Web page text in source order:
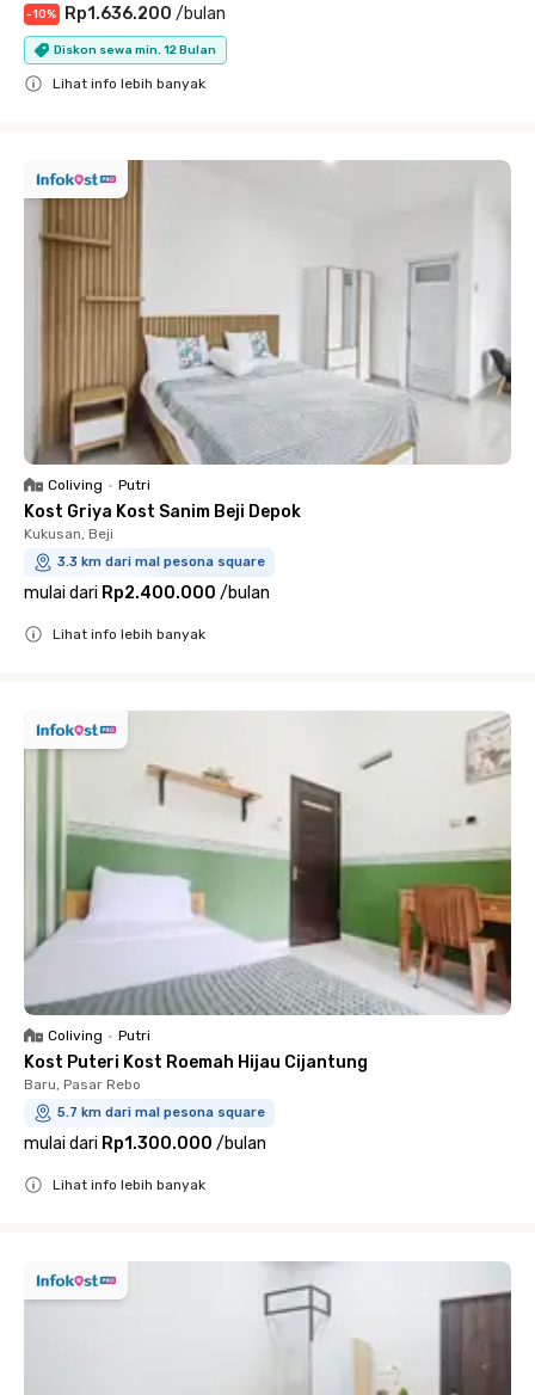
-10% Rp1.636.200 /bulan
Diskon sewa min. 12 Bulan
Lihat info lebih banyak
Coliving • Putri
Kost Griya Kost Sanim Beji Depok
Kukusan, Beji
3.3 km dari mal pesona square
mulai dari Rp2.400.000 /bulan
Lihat info lebih banyak
Coliving • Putri
Kost Puteri Kost Roemah Hijau Cijantung
Baru, Pasar Rebo
5.7 km dari mal pesona square
mulai dari Rp1.300.000 /bulan
Lihat info lebih banyak